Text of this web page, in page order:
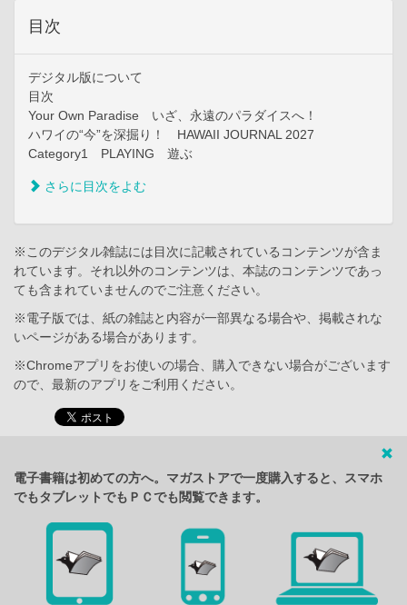
目次
デジタル版について
目次
Your Own Paradise いざ、永遠のパラダイスへ！
ハワイの“今”を深掘り！ HAWAII JOURNAL 2027
Category1 PLAYING 遊ぶ
さらに目次をよむ
※このデジタル雑誌には目次に記載されているコンテンツが含ま
れています。それ以外のコンテンツは、本誌のコンテンツであっ
ても含まれていませんのでご注意ください。
※電子版では、紙の雑誌と内容が一部異なる場合や、掲載されな
いページがある場合があります。
※Chromeアプリをお使いの場合、購入できない場合がございます
ので、最新のアプリをご利用ください。
電子書籍は初めての方へ。マガストアで一度購入すると、スマホ
でもタブレットでもＰＣでも閲覧できます。